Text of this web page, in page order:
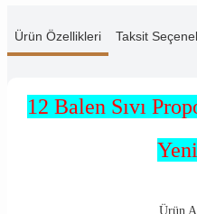
Ürün Özellikleri Taksit
12 Balen Sıvı
Ürün